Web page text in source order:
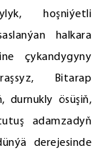
hoşniýetli
halkara
çykandygyny
Bitarap
durnukly ösüşiň,
adamzadyň
derejesinde